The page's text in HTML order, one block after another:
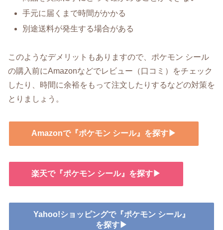
手元に届くまで時間がかかる
別途送料が発生する場合がある
このようなデメリットもありますので、ポケモン シール
の購入前にAmazonなどでレビュー（口コミ）をチェック
したり、時間に余裕をもって注文したりするなどの対策を
とりましょう。
Amazonで『ポケモン シール』を探す▶
楽天で『ポケモン シール』を探す▶
Yahoo!ショッピングで『ポケモン シール』
を探す▶